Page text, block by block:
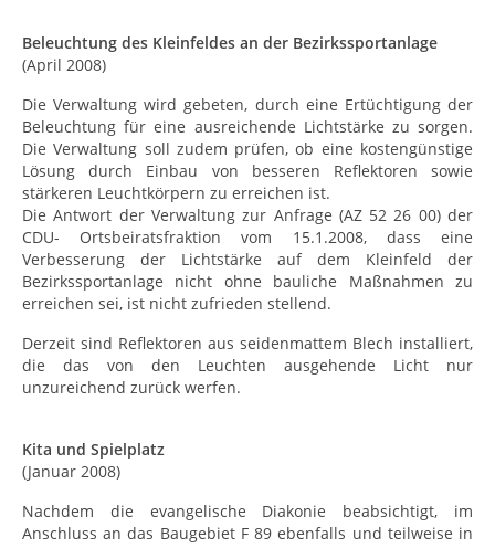
Beleuchtung des Kleinfeldes an der Bezirkssportanlage
(April 2008)
Die Verwaltung wird gebeten, durch eine Ertüchtigung der
Beleuchtung für eine ausreichende Lichtstärke zu sorgen.
Die Verwaltung soll zudem prüfen, ob eine kostengünstige
Lösung durch Einbau von besseren Reflektoren sowie
stärkeren Leuchtkörpern zu erreichen ist.
Die Antwort der Verwaltung zur Anfrage (AZ 52 26 00) der
CDU- Ortsbeiratsfraktion vom 15.1.2008, dass eine
Verbesserung der Lichtstärke auf dem Kleinfeld der
Bezirkssportanlage nicht ohne bauliche Maßnahmen zu
erreichen sei, ist nicht zufrieden stellend.
Derzeit sind Reflektoren aus seidenmattem Blech installiert,
die das von den Leuchten ausgehende Licht nur
unzureichend zurück werfen.
Kita und Spielplatz
(Januar 2008)
Nachdem die evangelische Diakonie beabsichtigt, im
Anschluss an das Baugebiet F 89 ebenfalls und teilweise in